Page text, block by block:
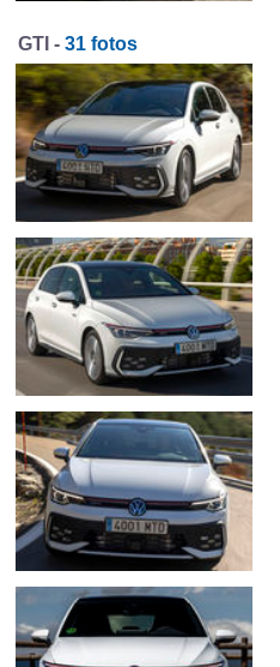
GTI - 31 fotos